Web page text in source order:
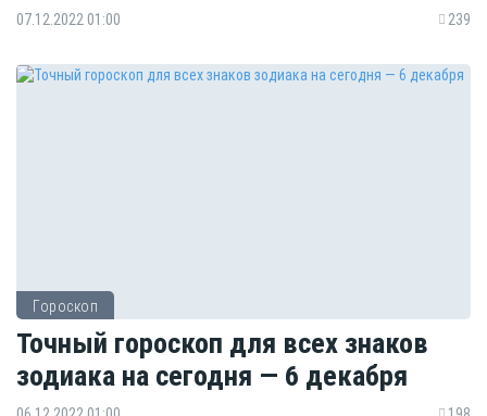
07.12.2022 01:00 239
Гороскоп
Точный гороскоп для всех знаков
зодиака на сегодня — 6 декабря